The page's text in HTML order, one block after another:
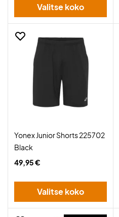
Valitse koko
Yonex Junior Shorts 225702
Black
49,95 €
Valitse koko